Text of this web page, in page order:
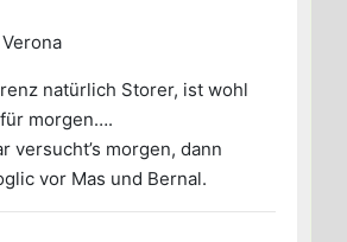
natürlich Storer, ist wohl
morgen….
versucht’s morgen, dann
vor Mas und Bernal.